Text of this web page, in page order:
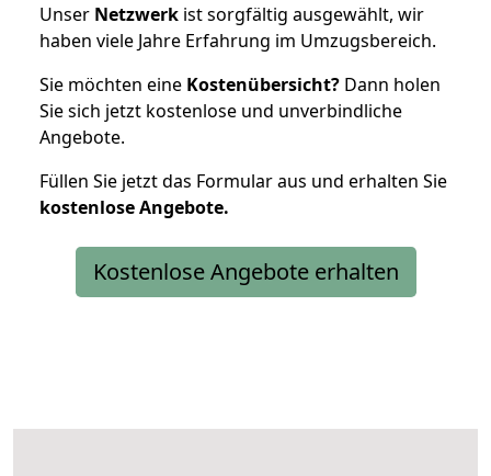
Unser Netzwerk ist sorgfältig ausgewählt, wir
haben viele Jahre Erfahrung im Umzugsbereich.
Sie möchten eine Kostenübersicht? Dann holen
Sie sich jetzt kostenlose und unverbindliche
Angebote.
Füllen Sie jetzt das Formular aus und erhalten Sie
kostenloseAngebote.
Kostenlose Angebote erhalten